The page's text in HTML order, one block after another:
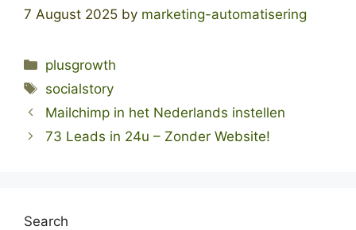
7 August 2025 by marketing-automatisering
Categories
plusgrowth
Tags
socialstory
Mailchimp in het Nederlands instellen
73 Leads in 24u – Zonder Website!
Search